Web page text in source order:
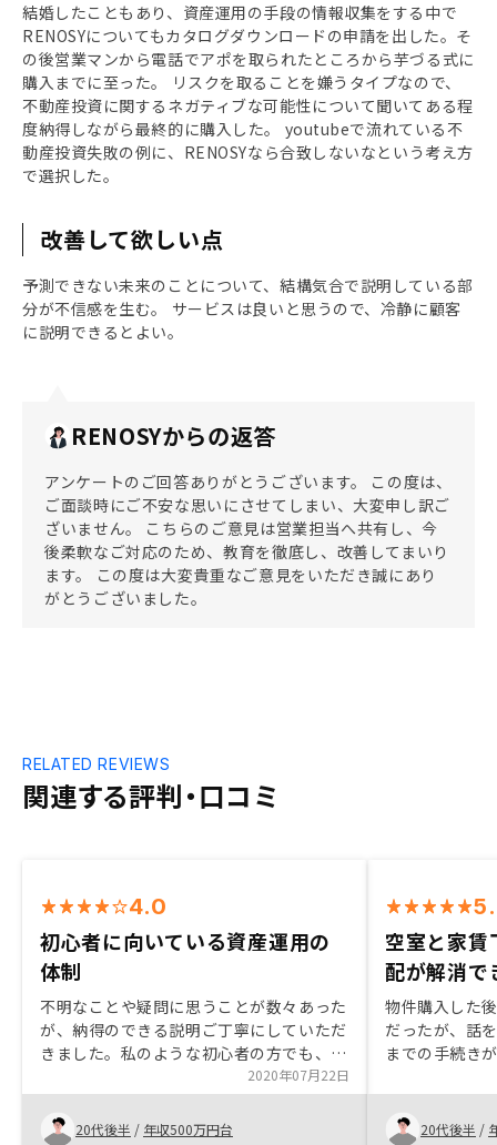
結婚したこともあり、資産運用の手段の情報収集をする中で
RENOSYについてもカタログダウンロードの申請を出した。そ
の後営業マンから電話でアポを取られたところから芋づる式に
購入までに至った。 リスクを取ることを嫌うタイプなので、
不動産投資に関するネガティブな可能性について聞いてある程
度納得しながら最終的に購入した。 youtubeで流れている不
動産投資失敗の例に、RENOSYなら合致しないなという考え方
で選択した。
改善して欲しい点
予測できない未来のことについて、結構気合で説明している部
分が不信感を生む。 サービスは良いと思うので、冷静に顧客
に説明できるとよい。
RENOSYからの返答
アンケートのご回答ありがとうございます。 この度は、
ご面談時にご不安な思いにさせてしまい、大変申し訳ご
ざいません。 こちらのご意見は営業担当へ共有し、今
後柔軟なご対応のため、教育を徹底し、改善してまいり
ます。 この度は大変貴重なご意見をいただき誠にあり
がとうございました。
関連する評判・口コミ
RELATED REVIEWS
4.0
初心者に向いている資産運用の
体制
不明なことや疑問に思うことが数々あった
が、納得のできる説明ご丁寧にしていただ
きました。私のような初心者の方でも、リ
スクも低く、始めやすい資産運用だと思い
ます。川崎フロンターレのスポンサー様な
ので、サポーター向けのサービスや特典が
2020年07月22日
20代後半 / 年収500万円台
空室と家賃
配が解消で
物件購入した
だったが、話
までの手続き
20代後半 /